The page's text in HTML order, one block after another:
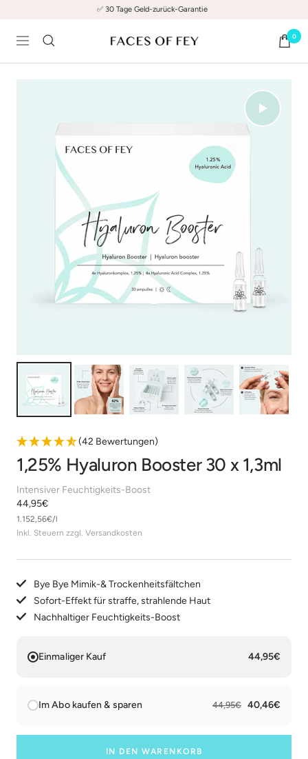
Inhalt
✅ 30 Tage Geld-zurück-Garantie
Navigation
FACES
0
(42 Bewertungen)
1,25% Hyaluron Booster 30 x 1,3ml
Intensiver Feuchtigkeits-Boost
Angebotspreis
44,95€
Inkl. Steuern zzgl. Versandkosten
1.152,56€/l
Bye Bye Mimik-& Trockenheitsfältchen
Sofort-Effekt für straffe, strahlende Haut
Nachhaltiger Feuchtigkeits-Boost
Einmaliger Kauf 44,95€
Im Abo kaufen & sparen 44,95€ 40,46€
IN DEN WARENKORB